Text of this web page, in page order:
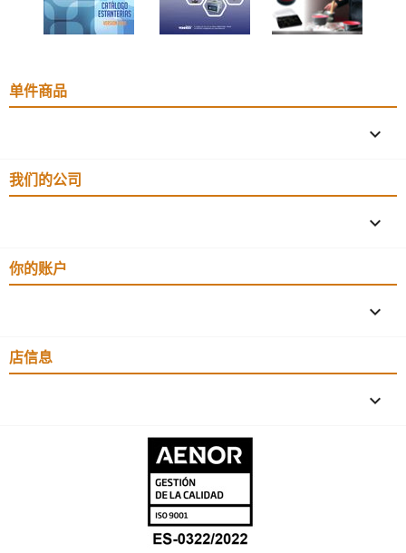
单件商品

我们的公司

你的账户

店信息
keyboard_arrow_down